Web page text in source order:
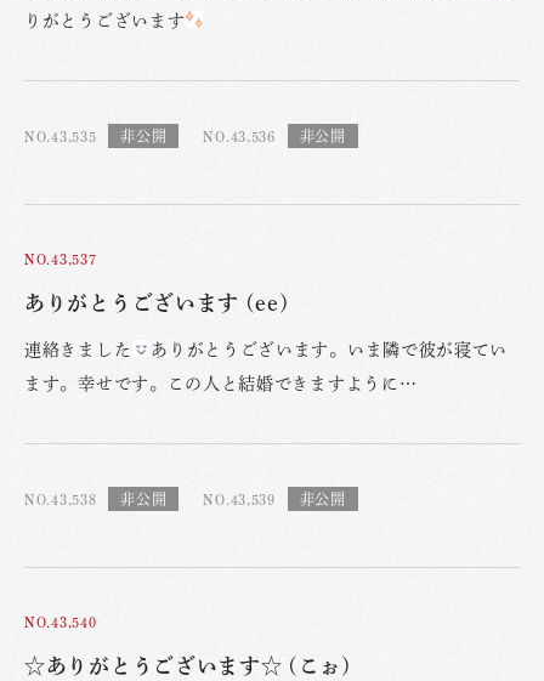
りがとうございます
NO.43,535 NO.43,536
NO.43,537
ありがとうございます (ee)
連絡きました
ありがとうございます。いま隣で彼が寝てい
ます。幸せです。この人と結婚できますように…
NO.43,538 NO.43,539
NO.43,540
☆ありがとうございます☆ (こぉ)